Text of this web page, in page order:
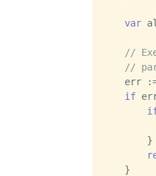
var
//
//
err
if
        }
    }